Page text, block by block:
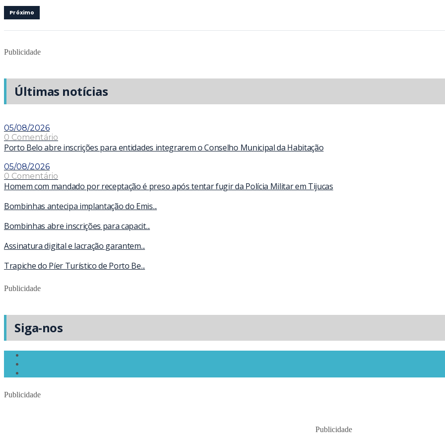
Próximo
Publicidade
Últimas notícias
05/08/2026
0 Comentário
Porto Belo abre inscrições para entidades integrarem o Conselho Municipal da Habitação
05/08/2026
0 Comentário
Homem com mandado por receptação é preso após tentar fugir da Polícia Militar em Tijucas
Bombinhas antecipa implantação do Emis...
Bombinhas abre inscrições para capacit...
Assinatura digital e lacração garantem...
Trapiche do Píer Turístico de Porto Be...
Publicidade
Siga-nos
Publicidade
Publicidade